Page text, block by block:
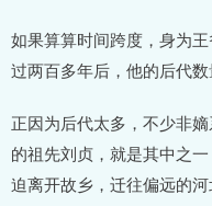
如果算算时间跨度，身为
过两百多年后，他的后代数
正因为后代太多，不少非
的祖先刘贞，就是其中之
迫离开故乡，迁往偏远的河